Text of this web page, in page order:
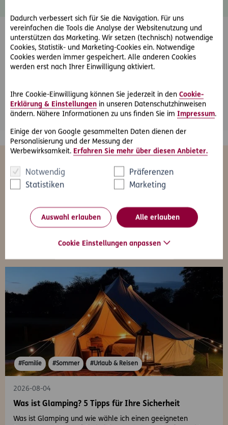
Dadurch verbessert sich für Sie die Navigation. Für uns
vereinfachen die Tools die Analyse der Websitenutzung und
unterstützen das Marketing. Wir setzen (technisch) notwendige
Cookies, Statistik- und Marketing-Cookies ein. Notwendige
Cookies werden immer gespeichert. Alle anderen Cookies
werden erst nach Ihrer Einwilligung aktiviert.
Ihre Cookie-Einwilligung können Sie jederzeit in den Cookie-
Erklärung & Einstellungen in unseren Datenschutzhinweisen
ändern. Nähere Informationen zu uns finden Sie im Impressum.
Einige der von Google gesammelten Daten dienen der
Personalisierung und der Messung der
Werbewirksamkeit. Erfahren Sie mehr über diesen Anbieter.
Notwendig
Präferenzen
Statistiken
Marketing
Auswahl erlauben Alle erlauben
Cookie Einstellungen anpassen
Friendly Captcha
Pflichtfeld Abschicken
Das könnte Sie auch interessieren
Alle Freizeit Gesundheit
#Familie #Sommer #Urlaub & Reisen
2026-08-04
Was ist Glamping? 5 Tipps für Ihre Sicherheit
Was ist Glamping und wie wähle ich einen geeigneten